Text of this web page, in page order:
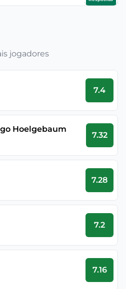
jogadores
7.4
Hoelgebaum
7.32
7.28
7.2
7.16